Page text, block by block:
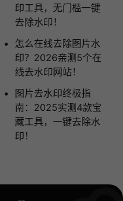
印工具，无门槛一键
去除水印！
怎么在线去除图片水
印？2026亲测5个在
线去水印网站！
图片去水印终极指
南：2025实测4款宝
藏工具，一键去除水
印！